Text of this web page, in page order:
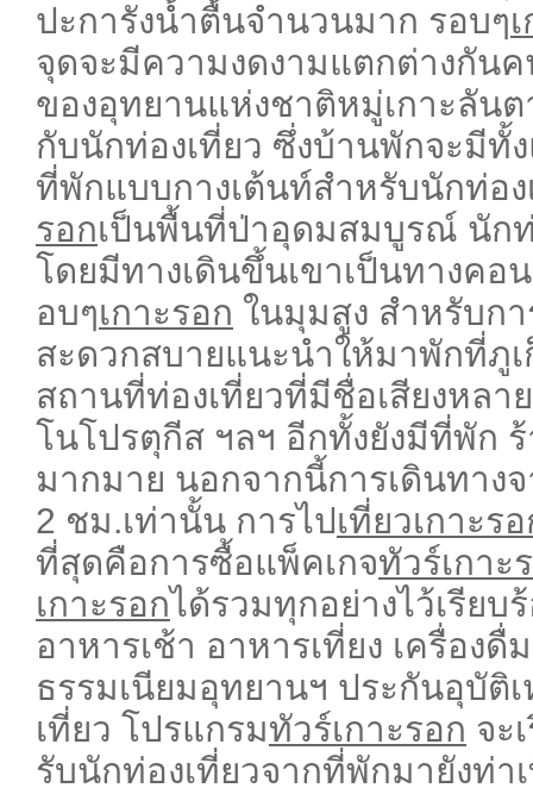
ปะการังน้ำตื้นจำนวนมาก รอบๆ
จุดจะมีความงดงามแตกต่างกัน
ของอุทยานแห่งชาติหมู่เกาะลัน
กับนักท่องเที่ยว ซึ่งบ้านพักจะมีทั้
ที่พักแบบกางเต้นท์สำหรับนักท่อ
รอกเป็นพื้นที่ป่าอุดมสมบูรณ์ นักท่
โดยมีทางเดินขึ้นเขาเป็นทางค
อบๆเกาะรอก ในมุมสูง สำหรับกา
สะดวกสบายแนะนำให้มาพักที่ภูเ
สถานที่ท่องเที่ยวที่มีชื่อเสียงหลา
โนโปรตุกีส ฯลฯ อีกทั้งยังมีที่พัก
มากมาย นอกจากนี้การเดินทาง
2 ชม.เท่านั้น การไปเที่ยวเกาะร
ที่สุดคือการซื้อแพ็คเกจทัวร์เกาะ
เกาะรอกได้รวมทุกอย่างไว้เรีย
อาหารเช้า อาหารเที่ยง เครื่อง
ธรรมเนียมอุทยานฯ ประกันอุบัติ
เที่ยว โปรแกรมทัวร์เกาะรอก จะ
รับนักท่องเที่ยวจากที่พักมายังท่า